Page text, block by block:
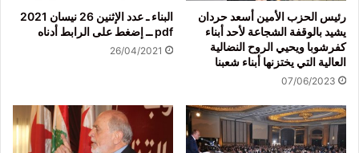
رئيس الحزب الأمين أسعد حردان
يشيد بالوقفة الشجاعة لأحد أبناء
كفرشوبا ويحيي الروح النضالية
العالية التي يختزنها أبناء شعبنا
07/06/2023
البناء ـ عدد الإثنين 26 نيسان 2021
pdf ــ إضغط على الرابط أدناه
26/04/2021